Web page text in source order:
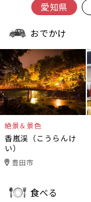
愛知県
おでかけ
絶景＆景色
香嵐渓（こうらんけ
い）
豊田市
食べる